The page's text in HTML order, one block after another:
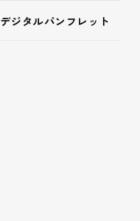
デジタルパンフレット